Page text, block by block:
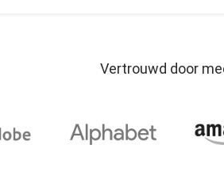
Vertrouwd door